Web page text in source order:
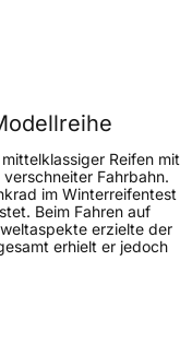
Reifen mit
Fahrbahn.
im Winterreifentest
Beim Fahren auf
erzielte der
erhielt er jedoch